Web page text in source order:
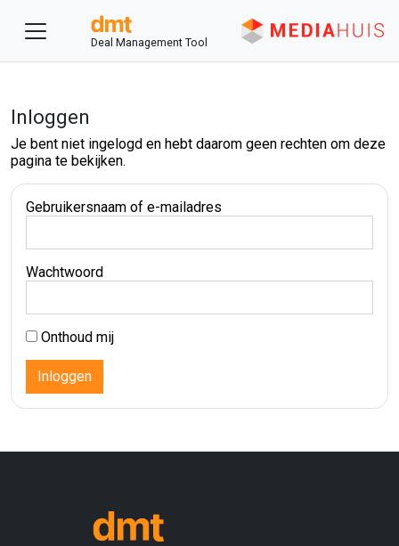
Deal Management Tool
Inloggen
Je bent niet ingelogd en hebt daarom geen rechten om deze
pagina te bekijken.
Gebruikersnaam of e-mailadres
Wachtwoord
Onthoud mij